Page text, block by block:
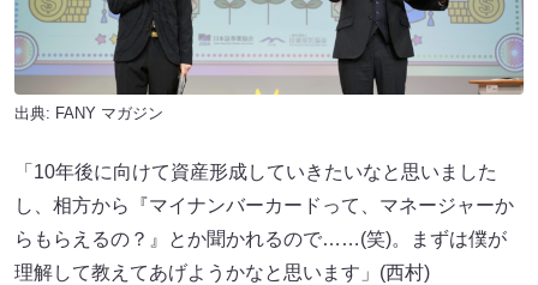
出典: FANY マガジン
「10年後に向けて資産形成していきたいなと思いました
し、相方から『マイナンバーカードって、マネージャーか
らもらえるの？』とか聞かれるので……(笑)。まずは僕が
理解して教えてあげようかなと思います」(西村)